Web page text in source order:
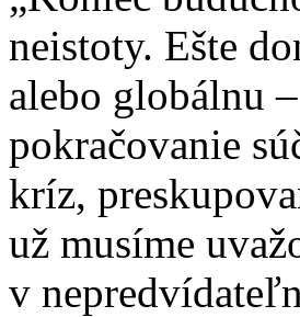
neistoty. Ešte
alebo globálnu
pokračovanie
kríz,
už musíme
v